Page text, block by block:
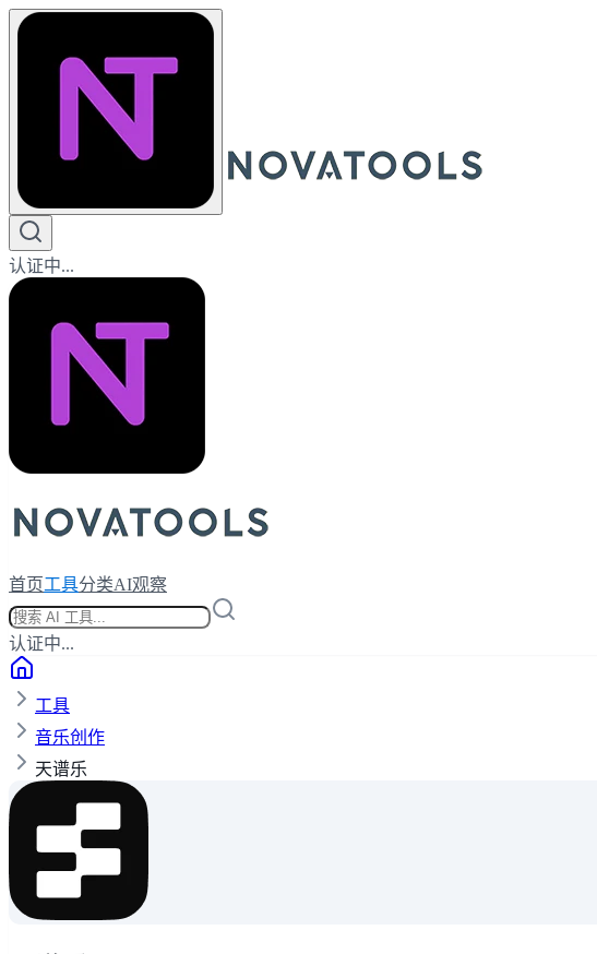
认证中...
首页工具分类AI观察
认证中...
工具
音乐创作
天谱乐